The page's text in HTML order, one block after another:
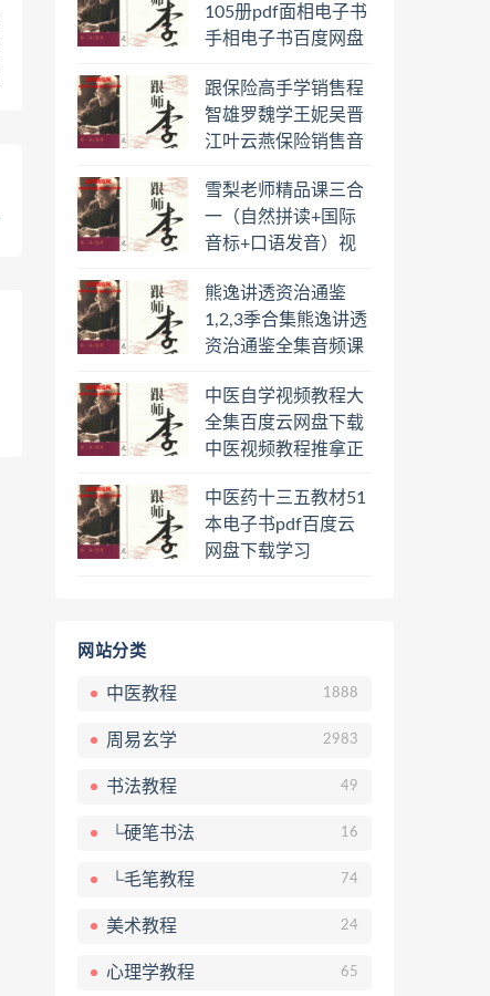
105册pdf面相电子书
手相电子书百度网盘
跟保险高手学销售程
智雄罗魏学王妮吴晋
江叶云燕保险销售音
盘下载学习
雪梨老师精品课三合
一（自然拼读+国际
音标+口语发音）视
载学习
熊逸讲透资治通鉴
1,2,3季合集熊逸讲透
资治通鉴全集音频课
一二三辑合集百度云
网盘下载学习
中医自学视频教程大
全集百度云网盘下载
中医视频教程推拿正
经络脉诊面诊舌诊手
诊私密终身会员百度
网盘共享群
中医药十三五教材51
本电子书pdf百度云
网盘下载学习
网站分类
中医教程 1888
周易玄学 2983
书法教程 49
└硬笔书法 16
└毛笔教程 74
美术教程 24
心理学教程 65